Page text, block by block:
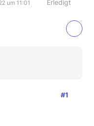
um 11:01 Erledigt
#1